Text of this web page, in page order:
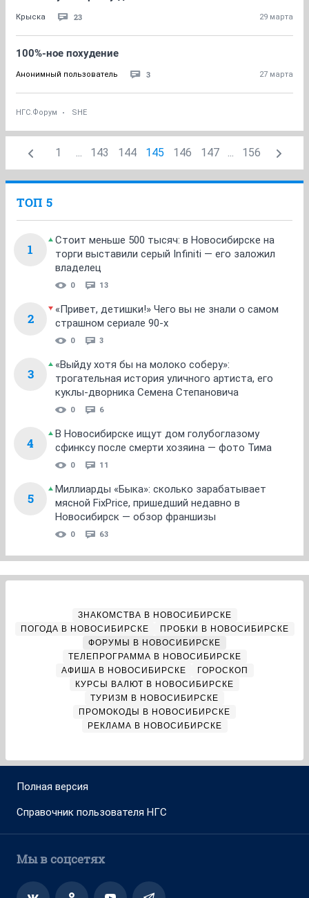
Крыска 23 29 марта
100%-ное похудение
Анонимный пользователь 3 27 марта
НГС.Форум SHE
1 ... 143 144 145 146 147 ... 156
ТОП 5
1
Стоит меньше 500 тысяч: в Новосибирске на
торги выставили серый Infiniti — его заложил
владелец
0 13
2
«Привет, детишки!» Чего вы не знали о самом
страшном сериале 90-х
0 3
3
«Выйду хотя бы на молоко соберу»:
трогательная история уличного артиста, его
куклы-дворника Семена Степановича
0 6
4
В Новосибирске ищут дом голубоглазому
сфинксу после смерти хозяина — фото Тима
0 11
5
Миллиарды «Быка»: сколько зарабатывает
мясной FixPrice, пришедший недавно в
Новосибирск — обзор франшизы
0 63
ЗНАКОМСТВА В НОВОСИБИРСКЕ
ПОГОДА В НОВОСИБИРСКЕ
ПРОБКИ В НОВОСИБИРСКЕ
ФОРУМЫ В НОВОСИБИРСКЕ
ТЕЛЕПРОГРАММА В НОВОСИБИРСКЕ
АФИША В НОВОСИБИРСКЕ
ГОРОСКОП
КУРСЫ ВАЛЮТ В НОВОСИБИРСКЕ
ТУРИЗМ В НОВОСИБИРСКЕ
ПРОМОКОДЫ В НОВОСИБИРСКЕ
РЕКЛАМА В НОВОСИБИРСКЕ
Полная версия
Справочник пользователя НГС
Мы в соцсетях